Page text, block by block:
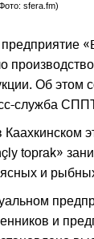
sfera.fm)
Об этом
служба
toprak»
и
и